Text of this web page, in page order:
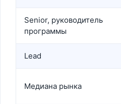
Senior, руководитель
программы
Lead
Медиана рынка